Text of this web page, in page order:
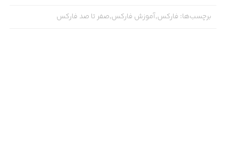
برچسب‌ها: فارکس,آموزش فارکس,صفر تا صد فارکس